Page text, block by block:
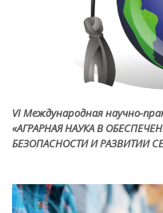
VI Международная научно-
«АГРАРНАЯ НАУКА В
БЕЗОПАСНОСТИ И РАЗВИТИИ